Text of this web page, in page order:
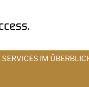
SERVICES IM